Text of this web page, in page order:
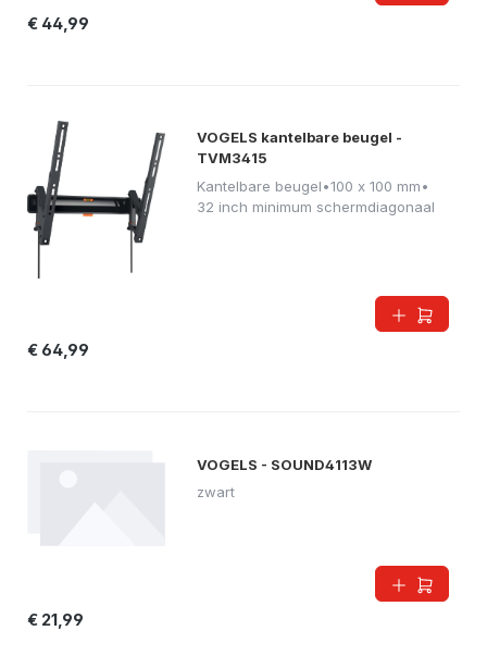
€ 44,99
VOGELS kantelbare beugel -
TVM3415
Kantelbare beugel•100 x 100 mm•
32 inch minimum schermdiagonaal
€ 64,99
VOGELS - SOUND4113W
zwart
€ 21,99